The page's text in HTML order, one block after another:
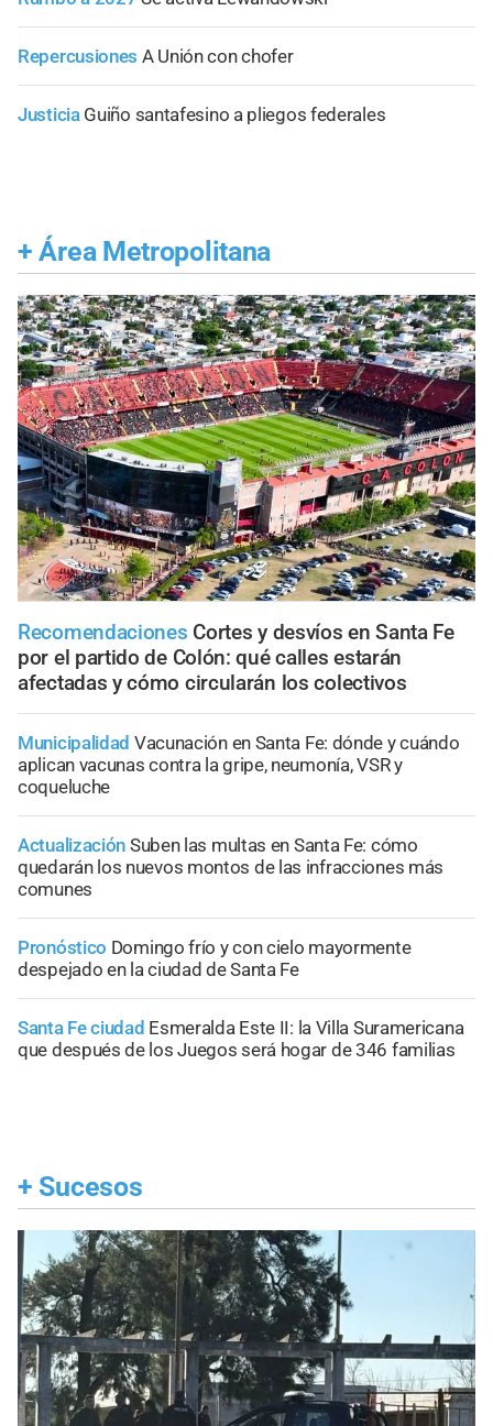
Repercusiones A Unión con chofer
Justicia Guiño santafesino a pliegos federales
+ Área Metropolitana
Recomendaciones Cortes y desvíos en Santa Fe
por el partido de Colón: qué calles estarán
afectadas y cómo circularán los colectivos
Municipalidad Vacunación en Santa Fe: dónde y cuándo
aplican vacunas contra la gripe, neumonía, VSR y
coqueluche
Actualización Suben las multas en Santa Fe: cómo
quedarán los nuevos montos de las infracciones más
comunes
Pronóstico Domingo frío y con cielo mayormente
despejado en la ciudad de Santa Fe
Santa Fe ciudad Esmeralda Este II: la Villa Suramericana
que después de los Juegos será hogar de 346 familias
+ Sucesos